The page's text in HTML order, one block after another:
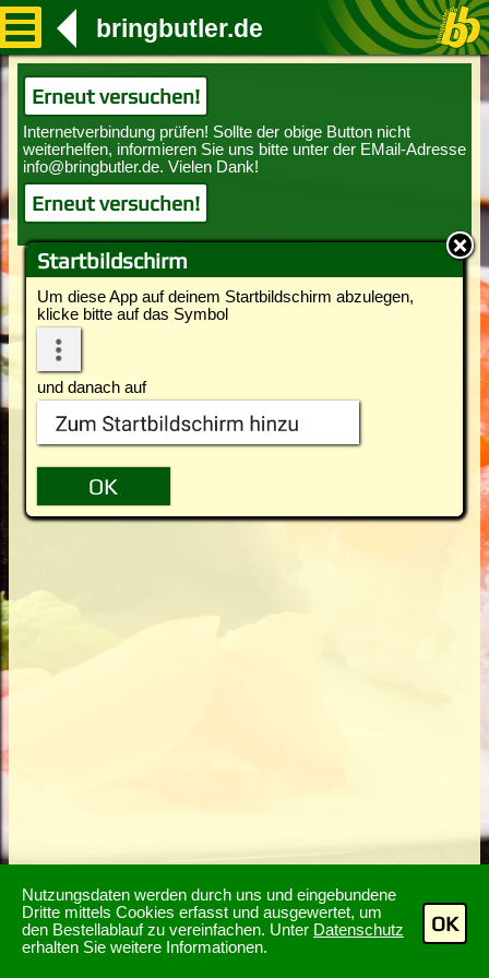
Nutzungsdaten werden durch uns und eingebundene
Dritte mittels Cookies erfasst und ausgewertet, um
den Bestellablauf zu vereinfachen. Unter Datenschutz
erhalten Sie weitere Informationen.
OK
Startbildschirm
Um diese App auf deinem Startbildschirm abzulegen,
klicke bitte auf das Symbol
und danach auf
bringbutler.de
Erneut versuchen!
Erneut versuchen!